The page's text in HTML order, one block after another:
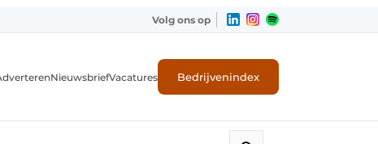
Volg ons op
NieuwsbriefVacatures Bedrijvenindex